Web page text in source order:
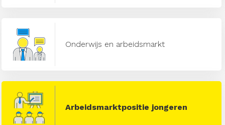
Onderwijs en arbeidsmarkt
Arbeidsmarktpositie jongeren